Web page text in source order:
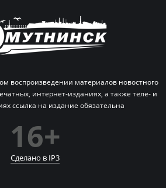
воспроизведении материалов новостного
интернет-изданиях, а также теле- и
ссылка на издание обязательна
16+
Сделано в IP3